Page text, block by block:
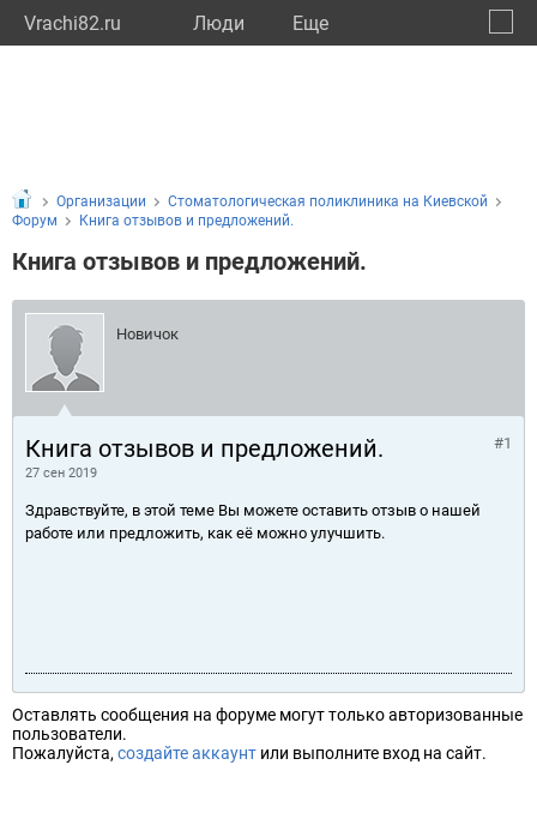
Vrachi82.ru Люди Eще
Организации
Стоматологическая поликлиника на Киевской
Форум
Книга отзывов и предложений.
Книга отзывов и предложений.
Новичок
Книга отзывов и предложений.
27 сен 2019
#1
Здравствуйте, в этой теме Вы можете оставить отзыв о нашей
работе или предложить, как её можно улучшить.
Оставлять сообщения на форуме могут только авторизованные
пользователи.
Пожалуйста, создайте аккаунт или выполните вход на сайт.